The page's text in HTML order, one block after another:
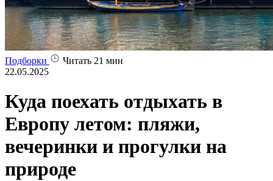
Подборки
Читать 21 мин
22.05.2025
Куда поехать отдыхать в
Европу летом: пляжи,
вечеринки и прогулки на
природе